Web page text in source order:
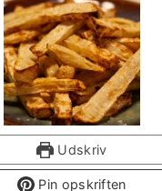
Udskriv
Pin opskriften